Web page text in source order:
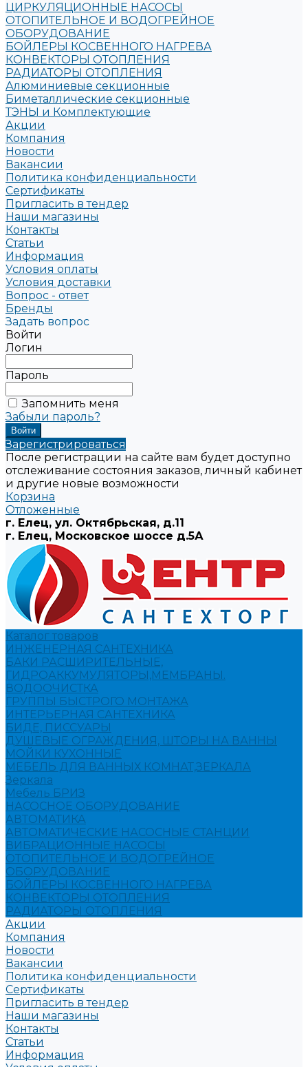
ЦИРКУЛЯЦИОННЫЕ НАСОСЫ
ОТОПИТЕЛЬНОЕ И ВОДОГРЕЙНОЕ
ОБОРУДОВАНИЕ
БОЙЛЕРЫ КОСВЕННОГО НАГРЕВА
КОНВЕКТОРЫ ОТОПЛЕНИЯ
РАДИАТОРЫ ОТОПЛЕНИЯ
Алюминиевые секционные
Биметаллические секционные
ТЭНЫ и Комплектующие
Акции
Компания
Новости
Вакансии
Политика конфиденциальности
Сертификаты
Пригласить в тендер
Наши магазины
Контакты
Статьи
Информация
Условия оплаты
Условия доставки
Вопрос - ответ
Бренды
Задать вопрос
Войти
Логин
Пароль
Запомнить меня
Забыли пароль?
Зарегистрироваться
После регистрации на сайте вам будет доступно
отслеживание состояния заказов, личный кабинет
и другие новые возможности
Корзина
Отложенные
г. Елец, ул. Октябрьская, д.11
г. Елец, Московское шоссе д.5А
Каталог товаров
ИНЖЕНЕРНАЯ САНТЕХНИКА
БАКИ РАСШИРИТЕЛЬНЫЕ,
ГИДРОАККУМУЛЯТОРЫ,МЕМБРАНЫ.
ВОДООЧИСТКА
ГРУППЫ БЫСТРОГО МОНТАЖА
ИНТЕРЬЕРНАЯ САНТЕХНИКА
БИДЕ, ПИССУАРЫ
ДУШЕВЫЕ ОГРАЖДЕНИЯ, ШТОРЫ НА ВАННЫ
МОЙКИ КУХОННЫЕ
МЕБЕЛЬ ДЛЯ ВАННЫХ КОМНАТ,ЗЕРКАЛА
Зеркала
Мебель БРИЗ
НАСОСНОЕ ОБОРУДОВАНИЕ
АВТОМАТИКА
АВТОМАТИЧЕСКИЕ НАСОСНЫЕ СТАНЦИИ
ВИБРАЦИОННЫЕ НАСОСЫ
ОТОПИТЕЛЬНОЕ И ВОДОГРЕЙНОЕ
ОБОРУДОВАНИЕ
БОЙЛЕРЫ КОСВЕННОГО НАГРЕВА
КОНВЕКТОРЫ ОТОПЛЕНИЯ
РАДИАТОРЫ ОТОПЛЕНИЯ
Акции
Компания
Новости
Вакансии
Политика конфиденциальности
Сертификаты
Пригласить в тендер
Наши магазины
Контакты
Статьи
Информация